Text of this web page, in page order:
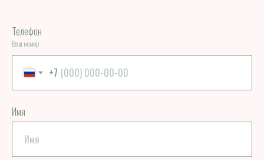
Телефон
Ваш номер
+7
Имя